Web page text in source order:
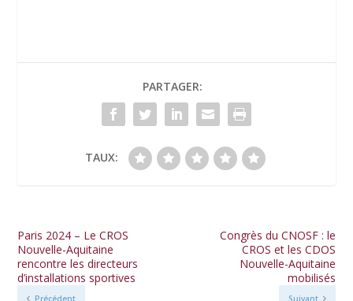
PARTAGER:
TAUX:
Paris 2024 – Le CROS
Nouvelle-Aquitaine
rencontre les directeurs
d’installations sportives
Précédent
Congrès du CNOSF : le
CROS et les CDOS
Nouvelle-Aquitaine
mobilisés
Suivant